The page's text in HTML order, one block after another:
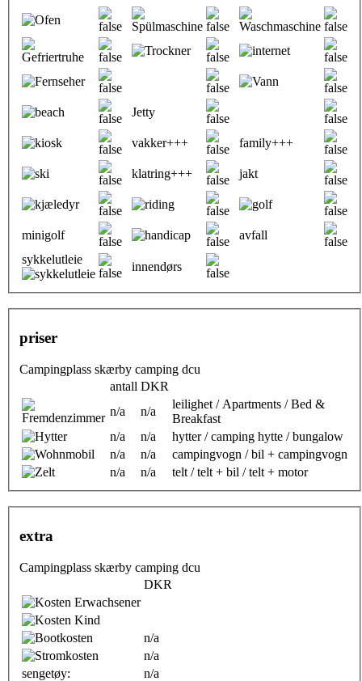
Jetty
vakker+++ family+++
klatring+++ jakt
minigolf
avfall
sykkelutleie
innendørs
priser
Campingplass skærby camping dcu
antall DKR
n/a
n/a
leilighet / Apartments / Bed &
Breakfast
n/a
n/a
hytter / camping hytte / bungalow
n/a
n/a
campingvogn / bil + campingvogn
n/a
n/a telt / telt + bil / telt + motor
extra
Campingplass skærby camping dcu
DKR
n/a
n/a
sengetøy:
n/a